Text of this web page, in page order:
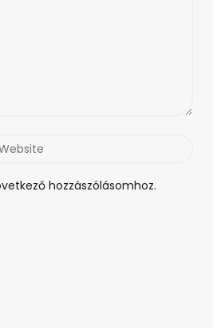
hozzászólásomhoz.